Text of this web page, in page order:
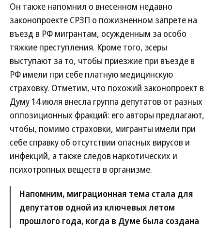
Он также напомнил о внесенном недавно
законопроекте СРЗП о пожизненном запрете на
въезд в РФ мигрантам, осужденным за особо
тяжкие преступления. Кроме того, эсеры
выступают за то, чтобы приезжие при въезде в
РФ имели при себе платную медицинскую
страховку. Отметим, что похожий законопроект в
Думу 14 июля внесла группа депутатов от разных
оппозиционных фракций: его авторы предлагают,
чтобы, помимо страховки, мигранты имели при
себе справку об отсутствии опасных вирусов и
инфекций, а также следов наркотических и
психотропных веществ в организме.
Напомним, миграционная тема стала для
депутатов одной из ключевых летом
прошлого года, когда в Думе была создана